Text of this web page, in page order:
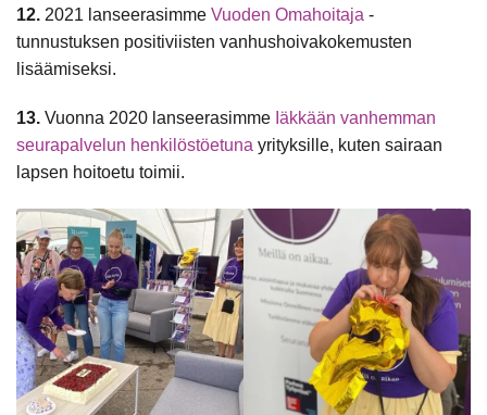
12. 2021 lanseerasimme Vuoden Omahoitaja -
tunnustuksen positiviisten vanhushoivakokemusten
lisäämiseksi.
13. Vuonna 2020 lanseerasimme Iäkkään vanhemman
seurapalvelun henkilöstöetuna yrityksille, kuten sairaan
lapsen hoitoetu toimii.